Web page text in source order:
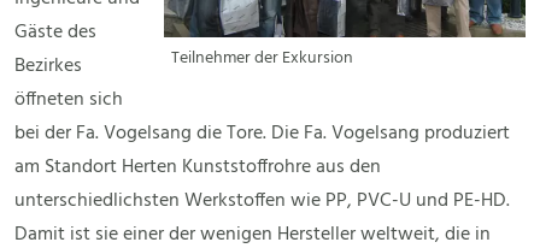
Teilnehmer der Exkursion
Gäste des
Bezirkes
öffneten sich
bei der Fa. Vogelsang die Tore. Die Fa. Vogelsang produziert
am Standort Herten Kunststoffrohre aus den
unterschiedlichsten Werkstoffen wie PP, PVC-U und PE-HD.
Damit ist sie einer der wenigen Hersteller weltweit, die in